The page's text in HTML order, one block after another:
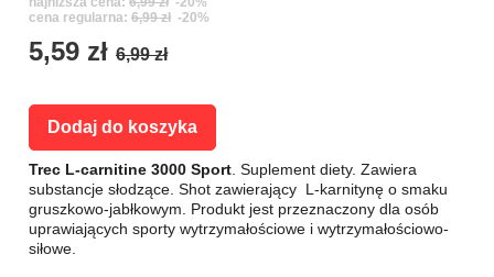
cena regularna: 6,99 zł -20%
5,59 zł 6,99 zł
Dodaj do koszyka
Trec L-carnitine 3000 Sport . Suplement diety. Zawiera
substancje słodzące. Shot zawierający L-karnitynę o smaku
gruszkowo-jabłkowym. Produkt jest przeznaczony dla osób
uprawiających sporty wytrzymałościowe i wytrzymałościowo-
siłowe.